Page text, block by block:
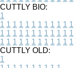
CUTTLY BIO:
1
1 1 1 1 1 1 1 1 1 1 1 1
1 1 1 1 1 1 1 1 1 1 1 1
1 1 1 1 1 1 1 1 1 1 1 1
CUTTLY OLD:
1